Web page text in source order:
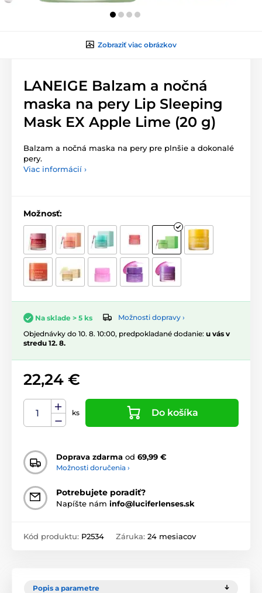
Zobraziť viac obrázkov
LANEIGE Balzam a nočná
maska na pery Lip Sleeping
Mask EX Apple Lime (20 g)
Balzam a nočná maska na pery pre plnšie a dokonalé
pery.
Viac informácií ›
Možnosť:
Na sklade > 5 ks
Možnosti dopravy ›
Objednávky do 10. 8. 10:00, predpokladané dodanie: u vás v
stredu 12. 8.
22,24 €
ks Do košíka
Doprava zdarma od 69,99 €
Možnosti doručenia ›
Potrebujete poradiť?
Napíšte nám info@luciferlenses.sk
Kód produktu: P2534 Záruka: 24 mesiacov
Popis a parametre